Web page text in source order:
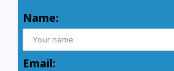
Name:
Email: